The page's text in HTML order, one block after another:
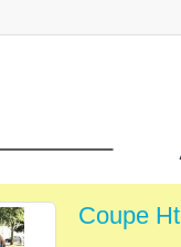
Coupe